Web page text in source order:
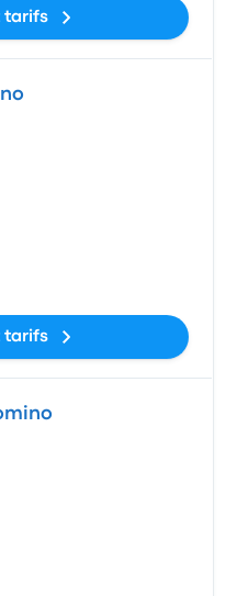
tarifs
tarifs